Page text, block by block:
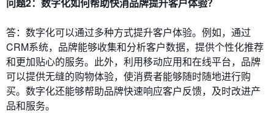
答：数字化可以通过多种方式提升客户体验。例如，通过
CRM系统，品牌能够收集和分析客户数据，提供个性化推荐
和更加贴心的服务。此外，利用移动应用和在线平台，品牌
可以提供无缝的购物体验，使消费者能够随时随地进行购
买。数字化还能够帮助品牌快速响应客户反馈，及时改进产
品和服务。